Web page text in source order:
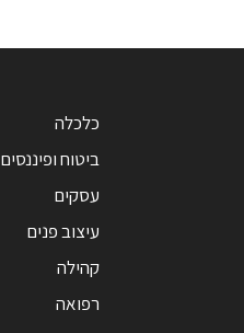
כלכלה
ביטוח ופיננסים
עסקים
עיצוב פנים
קהילה
רפואה